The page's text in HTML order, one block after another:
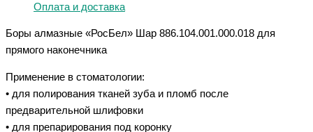
Оплата и доставка
Боры алмазные «РосБел» Шар 886.104.001.000.018 для
прямого наконечника
Применение в стоматологии:
• для полирования тканей зуба и пломб после
предварительной шлифовки
• для препарирования под коронку